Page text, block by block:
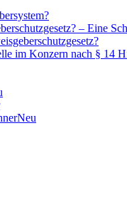
– Eine
im Konzern nach § 14
Neu